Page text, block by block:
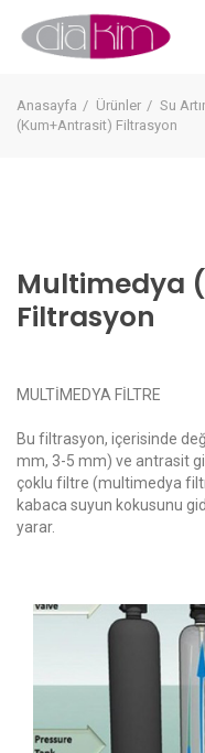
Anasayfa Ürünler Su
(Kum+Antrasit) Filtrasyon
Multimedya
Filtrasyon
MULTİMEDYA FİLTRE
Bu filtrasyon, içerisinde
mm, 3-5 mm) ve antrasit
çoklu filtre (multimedya
kabaca suyun kokusunu
yarar.